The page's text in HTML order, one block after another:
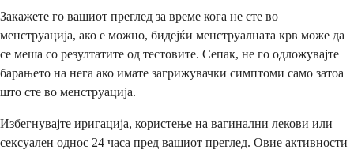
Закажете го вашиот преглед за време кога не сте во
менструација, ако е можно, бидејќи менструалната крв може да
се меша со резултатите од тестовите. Сепак, не го одложувајте
барањето на нега ако имате загрижувачки симптоми само затоа
што сте во менструација.
Избегнувајте иригација, користење на вагинални лекови или
сексуален однос 24 часа пред вашиот преглед. Овие активности